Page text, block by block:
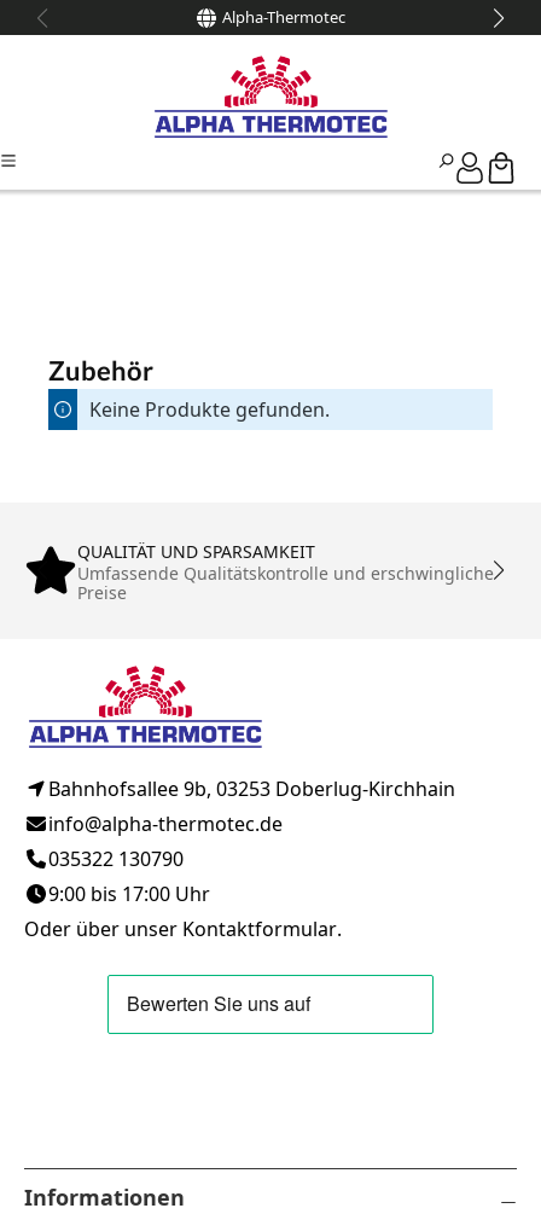
springen Alpha-Thermotec
Zubehör
Keine Produkte gefunden.
QUALITÄT UND SPARSAMKEIT
Umfassende Qualitätskontrolle und erschwingliche
Preise
Bahnhofsallee 9b, 03253 Doberlug-Kirchhain
info@alpha-thermotec.de
035322 130790
9:00 bis 17:00 Uhr
Oder über unser Kontaktformular.
Informationen